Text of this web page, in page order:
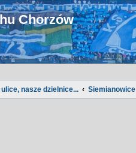
Chorzów
ulice, nasze dzielnice... Siemianowice